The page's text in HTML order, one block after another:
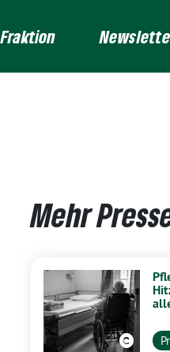
Fraktion
Mehr